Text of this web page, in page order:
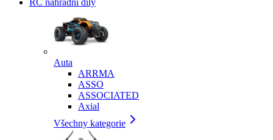
RC náhradní díly
Auta
ARRMA
ASSO
ASSOCIATED
Axial
Všechny kategorie